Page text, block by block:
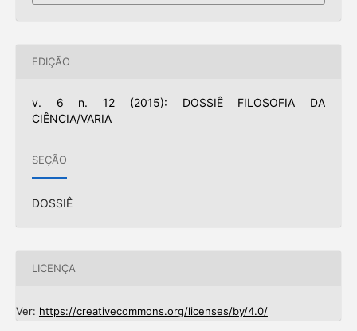
EDIÇÃO
v. 6 n. 12 (2015): DOSSIÊ FILOSOFIA DA
CIÊNCIA/VARIA
SEÇÃO
DOSSIÊ
LICENÇA
Ver: https://creativecommons.org/licenses/by/4.0/